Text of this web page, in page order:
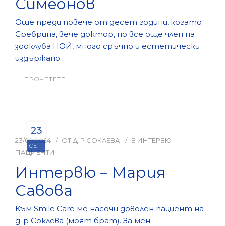
КОНТАКТИ
Симеонов
Още преди повече от десет години, когато
Сребрина, вече доктор, но все още член на
зооклуба НОЙ, много сръчно и естетически
издържано…
ПРОЧЕТЕТЕ
23
СЕП.
23/09/2024 ОТ Д-Р СОКЛЕВА В ИНТЕРВЮ -
ПАЦИЕНТИ
Интервю – Мария
Савова
Към Smile Care ме насочи доволен пациент на
д-р Соклева (моят брат). За мен